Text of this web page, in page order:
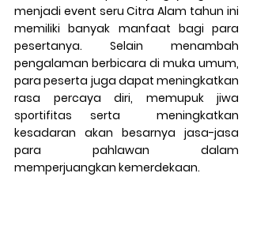
menjadi event seru Citra Alam tahun ini
memiliki banyak manfaat bagi para
pesertanya. Selain menambah
pengalaman berbicara di muka umum,
para peserta juga dapat meningkatkan
rasa percaya diri, memupuk jiwa
sportifitas serta  meningkatkan
kesadaran akan besarnya jasa-jasa
para pahlawan dalam
memperjuangkan kemerdekaan.